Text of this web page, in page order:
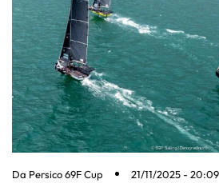
Da Persico 69F Cup 21/11/2025 - 20:09